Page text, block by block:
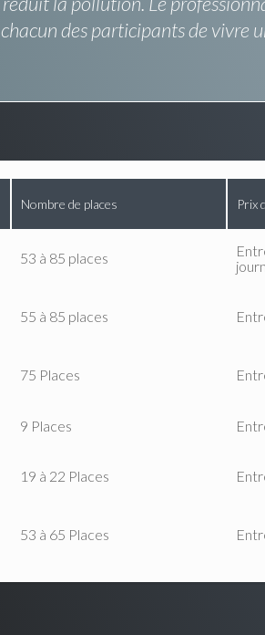
des participants de vivre
Nombre de places Prix
53 à 85 places
55 à 85 places
75 Places
9 Places
19 à 22 Places
53 à 65 Places